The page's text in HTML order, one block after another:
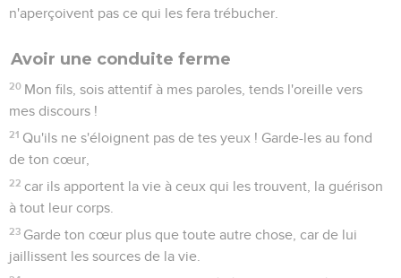
n'aperçoivent pas ce qui les fera trébucher.
Avoir une conduite ferme
20 Mon fils, sois attentif à mes paroles, tends l'oreille vers
mes discours !
21 Qu'ils ne s'éloignent pas de tes yeux ! Garde-les au fond
de ton cœur,
22 car ils apportent la vie à ceux qui les trouvent, la guérison
à tout leur corps.
23 Garde ton cœur plus que toute autre chose, car de lui
jaillissent les sources de la vie.